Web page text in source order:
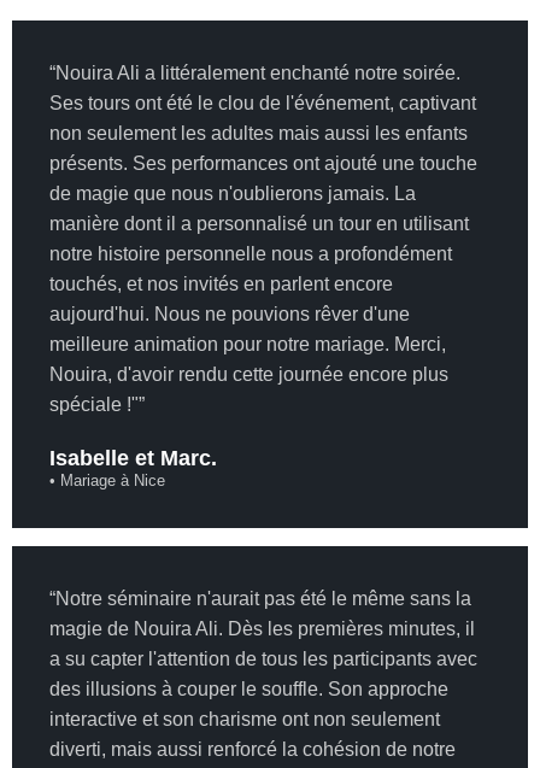
colombes magiques Riri, Fifi & Loulou.
Un grand bravo : continuez à faire rêver votre public !
“Nouira Ali a littéralement enchanté notre soirée.
Ses tours ont été le clou de l'événement, captivant
non seulement les adultes mais aussi les enfants
présents. Ses performances ont ajouté une touche
de magie que nous n'oublierons jamais. La
manière dont il a personnalisé un tour en utilisant
notre histoire personnelle nous a profondément
touchés, et nos invités en parlent encore
aujourd'hui. Nous ne pouvions rêver d'une
meilleure animation pour notre mariage. Merci,
Nouira, d'avoir rendu cette journée encore plus
spéciale !"”
Isabelle et Marc.
• Mariage à Nice
“Notre séminaire n'aurait pas été le même sans la
magie de Nouira Ali. Dès les premières minutes, il
a su capter l'attention de tous les participants avec
des illusions à couper le souffle. Son approche
interactive et son charisme ont non seulement
diverti, mais aussi renforcé la cohésion de notre